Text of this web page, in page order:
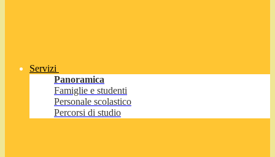
Servizi
Panoramica
Famiglie e studenti
Personale scolastico
Percorsi di studio